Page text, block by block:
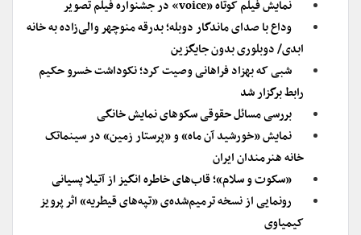
نمایش فیلم کوتاه «voice» در جشنواره فیلم تصویر
وداع با صدای ماندگار دوبله؛ بدرقه منوچهر والی‌زاده به خانه
ابدی/ دوبلوری بدون جایگزین
شبی که بهزاد فراهانی وصیت کرد؛ نکوداشت خسرو حکیم
رابط برگزار شد
بررسی مسائل حقوقی سکوهای نمایش خانگی
نمایش «خورشید آن ماه»‏ و «پرستار زمین»‏ در سینماتک
خانه هنرمندان ایران
«سکوت و سلام»؛ قاب‌های خاطره انگیز از آتیلا پسیانی
رونمایی از نسخه ترمیم‌شده‌ی «تپه‌های قیطریه» اثر پرویز
کیمیاوی